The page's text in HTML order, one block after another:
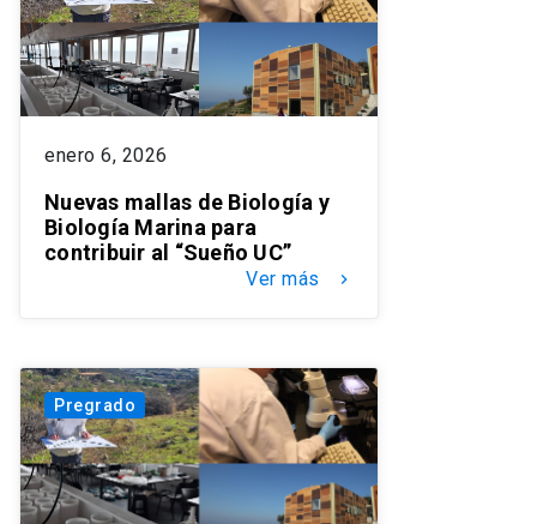
enero 6, 2026
Nuevas mallas de Biología y
Biología Marina para
contribuir al “Sueño UC”
Ver más keyboard_arrow_right
Pregrado